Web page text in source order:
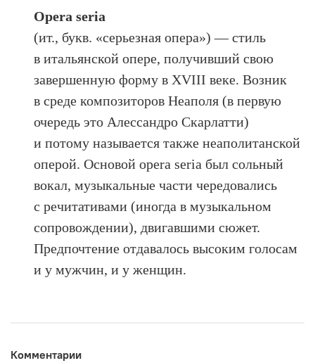
Opera seria
(ит., букв. «серьезная опера») — стиль
в итальянской опере, получивший свою
завершенную форму в XVIII веке. Возник
в среде композиторов Неаполя (в первую
очередь это Алессандро Скарлатти)
и потому называется также неаполитанской
оперой. Основой opera seria был сольный
вокал, музыкальные части чередовались
с речитативами (иногда в музыкальном
сопровождении), двигавшими сюжет.
Предпочтение отдавалось высоким голосам
и у мужчин, и у женщин.
Комментарии